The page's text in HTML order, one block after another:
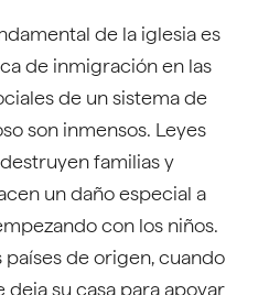
de la iglesia es
de inmigración en las
de un sistema de
son inmensos. Leyes
familias y
un daño especial a
con los niños.
países de origen, cuando
deja su casa para apoyar